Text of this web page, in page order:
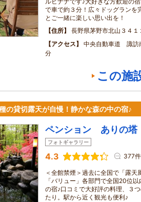
で車で約３分！広々ドッグランを
とご一緒に楽しい思い出を！
住所
長野県茅野市北山３４１
アクセス
中央自動車道 諏訪
分
この施
の貸切露天が自慢！静かな森の中の宿♪
ペンション ありの塔
フォトギャラリー
4.3 377件
＜全館禁煙＞過去に全国で「露天
「バリュー」各部門で全国20位
の宿♪口コミで大好評の料理、３
たり。駅から近く観光も便利♪